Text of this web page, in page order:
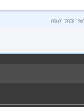
09.01.2008